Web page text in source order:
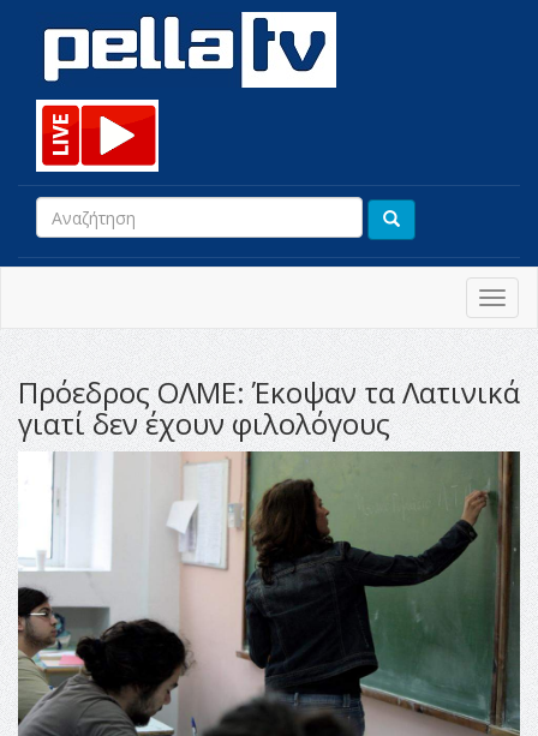
Πρόεδρος ΟΛΜΕ: Έκοψαν τα Λατινικά
γιατί δεν έχουν φιλολόγους